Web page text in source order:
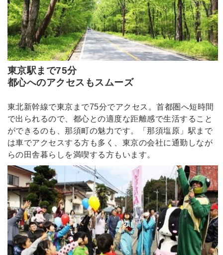
東京駅まで75分
都心へのアクセスもスムーズ
東北新幹線で東京まで75分でアクセス。首都圏へ短時間
で出られるので、都心との適度な距離感で生活すること
ができるのも、那須町の魅力です。「那須塩原」駅まで
は車でアクセスする方も多く、東京の会社に通勤しなが
らの田舎暮らしを満喫する方もいます。